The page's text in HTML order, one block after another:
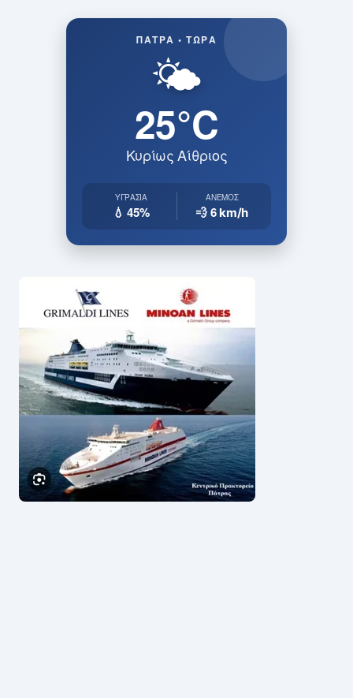
ΠΆΤΡΑ • ΤΏΡΑ
🌤️
25°C
Κυρίως Αίθριος
ΥΓΡΑΣΊΑ
💧 45%
ΆΝΕΜΟΣ
💨 6km/h